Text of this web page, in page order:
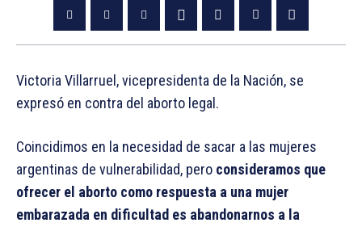
Victoria Villarruel, vicepresidenta de la Nación, se
expresó en contra del aborto legal.
Coincidimos en la necesidad de sacar a las mujeres
argentinas de vulnerabilidad, pero consideramos que
ofrecer el aborto como respuesta a una mujer
embarazada en dificultad es abandonarnos a la